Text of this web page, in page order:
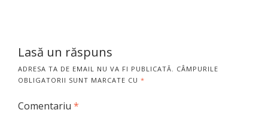
Lasă un răspuns
ADRESA TA DE EMAIL NU VA FI PUBLICATĂ. CÂMPURILE
OBLIGATORII SUNT MARCATE CU *
Comentariu *